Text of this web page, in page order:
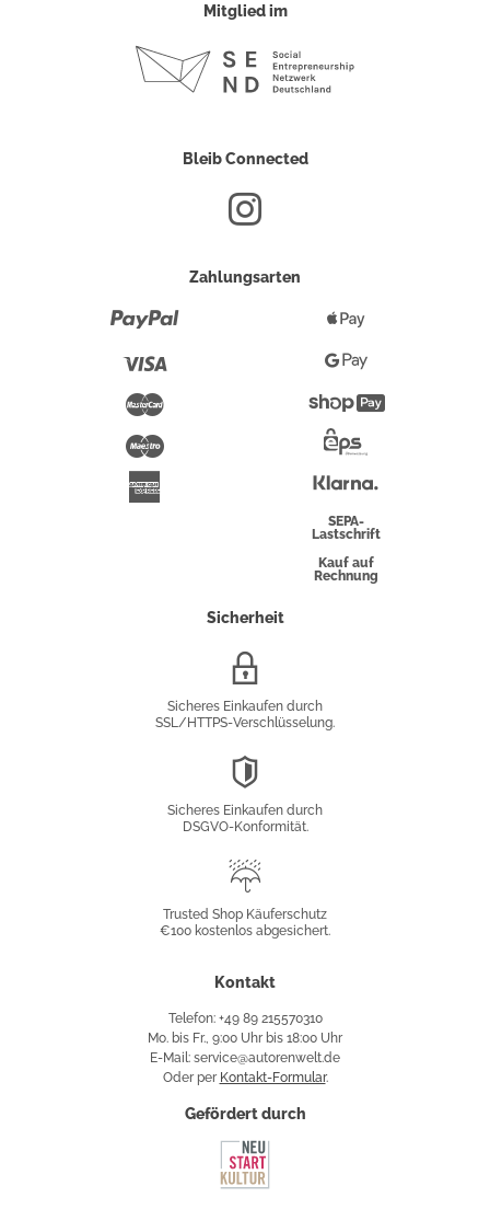
Mitglied im
Bleib Connected
Zahlungsarten
Maestro
Pay
Google
PayShopify
Überweisung
SEPA-
Lastschrift
Kauf auf
Rechnung
Sicherheit
Sicheres Einkaufen durch
SSL/HTTPS-Verschlüsselung.
Sicheres Einkaufen durch
DSGVO-Konformität.
Käuferschutz
Trusted Shop Käuferschutz
€100 kostenlos abgesichert.
Kontakt
Telefon: +49 89 215570310
Mo. bis Fr., 9:00 Uhr bis 18:00 Uhr
E-Mail: service@autorenwelt.de
Oder per Kontakt-Formular.
Gefördert durch